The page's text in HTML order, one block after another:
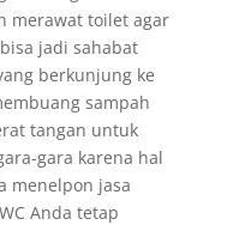
merawat toilet agar
jadi sahabat
berkunjung ke
sampah
tangan untuk
gara karena hal
menelpon jasa
Anda tetap